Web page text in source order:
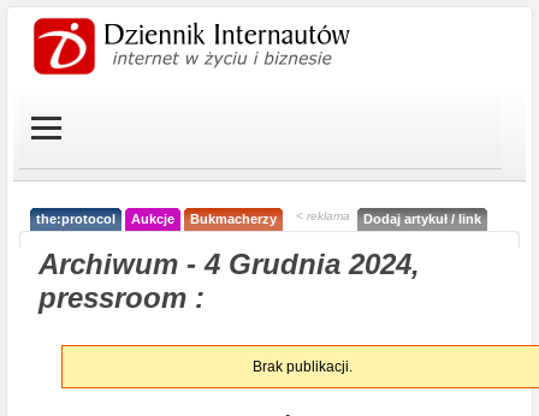
the:protocol Aukcje Bukmacherzy < reklama Dodaj artykuł / link
Archiwum - 4 Grudnia 2024,
pressroom :
Brak publikacji.